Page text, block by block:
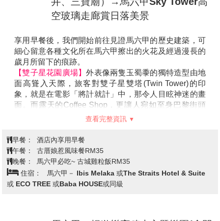
【源昌隆百年郵局】由百年歷史的老郵政局改建的
「Kafei Dian 源昌隆咖啡店」，源昌隆咖啡店的前身原
原本建築外貌，復古韻味濃厚，拍起照來很有懷舊風
情！
【REXKL迷宮書店】
最大的戲院，分別在1972年和2002年歷經兩場火災，
在2019年才被建築師團隊翻新成現在的模樣。
BookXcess利用了原先戲院的階梯空間來打造一座壯觀
的書海迷宮。走入迷宮，每個轉角處都充滿驚喜，有些
空間狹窄逼仄，走過時還得彎腰低頭，呼應在外頭穿梭
茨廠街小巷探險之感；有時又突然豁然開朗。一格格四
方形的木制書架錯綜交疊成一場大型的幾何冒險遊戲。
牆身多處盡可能保留原始樣貌，裸露的紅磚水泥和火舌
留下的痕跡，帶有濃厚的街頭工業風。
【亞羅街夜市】阿羅街是吉隆坡最有名的美食街，這裡
匯集了各式各樣的美食，美食品種比茨廠街更為豐富，
號稱東南亞第一美食街。這條擁有五十多年曆史的街道
第3天
打卡地標！吉隆坡雙子星塔花園廣場
→熱帶乳膠→馬六甲文化巡禮～雞場
古董街~品味百年歷史古宅→花花三
輪車遊古城（My Kiehl’s Heritage彩
繪壁畫街、荷蘭紅屋廣場、大鐘樓、
基督堂、古城堡、聖保羅教堂、三寶
井、三寶廟）→馬六甲Sky Tower高
空玻璃走廊賞日落美景